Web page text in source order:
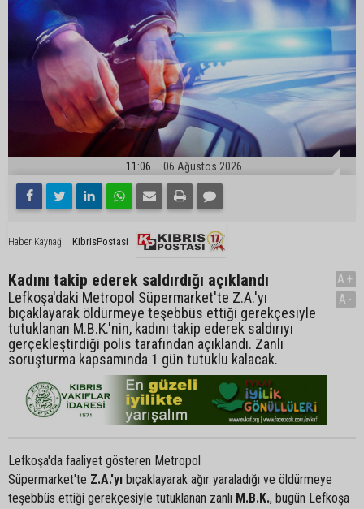
11:06 06 Ağustos 2026
Haber Kaynağı KibrisPostasi
Kadını takip ederek saldırdığı açıklandı
Lefkoşa'daki Metropol Süpermarket'te Z.A.'yı
bıçaklayarak öldürmeye teşebbüs ettiği gerekçesiyle
tutuklanan M.B.K.'nin, kadını takip ederek saldırıyı
gerçekleştirdiği polis tarafından açıklandı. Zanlı
soruşturma kapsamında 1 gün tutuklu kalacak.
A+
A-
Lefkoşa'da faaliyet gösteren Metropol
Süpermarket'te Z.A.'yı bıçaklayarak ağır yaraladığı ve öldürmeye
teşebbüs ettiği gerekçesiyle tutuklanan zanlı M.B.K., bugün Lefkoşa